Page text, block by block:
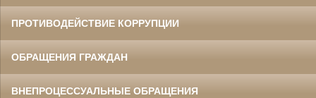
ПРОТИВОДЕЙСТВИЕ КОРРУПЦИИ
ОБРАЩЕНИЯ ГРАЖДАН
ВНЕПРОЦЕССУАЛЬНЫЕ ОБРАЩЕНИЯ